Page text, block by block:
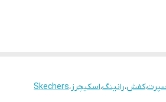
،کفش،رانینگ،اسکیچرز،Skechers